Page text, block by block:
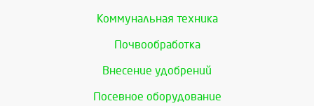
Коммунальная техника
Почвообработка
Внесение удобрений
Посевное оборудование